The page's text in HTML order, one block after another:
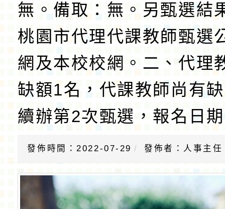
無。備取：無。另甄選結
桃園市代理代課教師甄選
網及本校校網。二、代理
缺額1名，代課教師尚有
續辦第2次甄選，報名日
發佈時間：2022-07-29 發佈者：人事主任